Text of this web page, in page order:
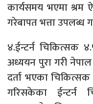
कार्यसमय भएमा श्रम
गरेबापत भत्ता उपलब्ध
४.ईन्टर्न चिकित्सक
अध्ययन पुरा गरी
दर्ता भएका
गरिसकेका ईन्टर्न